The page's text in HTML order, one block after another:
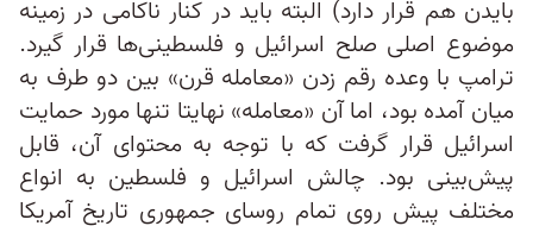
بایدن هم قرار دارد‌) البته باید در کنار ناکامی در زمینه
موضوع اصلی صلح اسرائیل و فلسطینی‌ها قرار گیرد.
ترامپ با وعده رقم زدن «معامله قرن» بین دو طرف به
میان آمده بود، اما آن «معامله» نهایتا تنها مورد حمایت
اسرائیل قرار گرفت که با توجه به محتوای آن، قابل
پیش‌بینی بود. چالش اسرائیل و فلسطین به انواع
مختلف پیش روی تمام روسای جمهوری تاریخ آمریکا